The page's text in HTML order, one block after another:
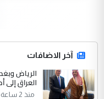
جنسية الرافد
ابا فرات ...
الموضوع :
مضجعيك يابن الزنا
آخر الاضافات
الرياض
العراق إلى
منذ 2 ساعة